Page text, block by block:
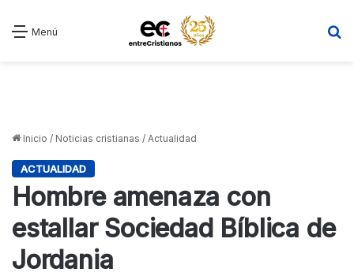
Menú
Inicio / Noticias cristianas / Actualidad
ACTUALIDAD
Hombre amenaza con
estallar Sociedad Bíblica de
Jordania